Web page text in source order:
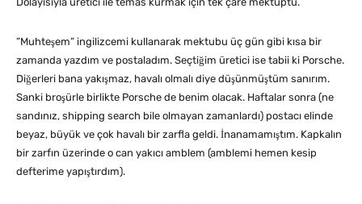
”Muhteşem” ingilizcemi kullanarak mektubu üç gün gibi kısa bir
zamanda yazdım ve postaladım. Seçtiğim üretici ise tabii ki Porsche.
Diğerleri bana yakışmaz, havalı olmalı diye düşünmüştüm sanırım.
Sanki broşürle birlikte Porsche de benim olacak. Haftalar sonra (ne
sandınız, shipping search bile olmayan zamanlardı) postacı elinde
beyaz, büyük ve çok havalı bir zarfla geldi. İnanamamıştım. Kapkalın
bir zarfın üzerinde o can yakıcı amblem (amblemi hemen kesip
defterime yapıştırdım).